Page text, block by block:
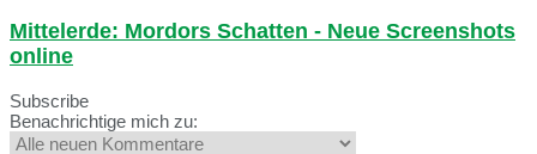
Mittelerde: Mordors Schatten - Neue Screenshots
online
Subscribe
Benachrichtige mich zu: